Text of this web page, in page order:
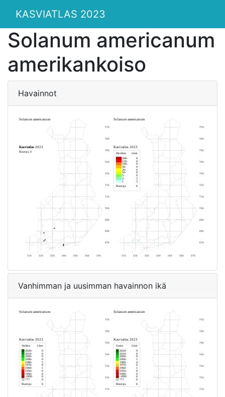
KASVIATLAS 2023
Solanum americanum
amerikankoiso
Havainnot
Vanhimman ja uusimman havainnon ikä